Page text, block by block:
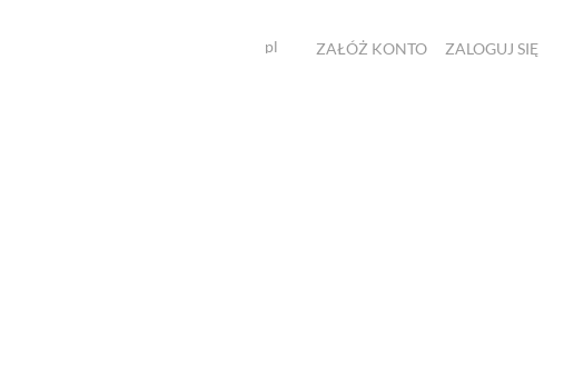
pl ZAŁÓŻ KONTO ZALOGUJ SIĘ